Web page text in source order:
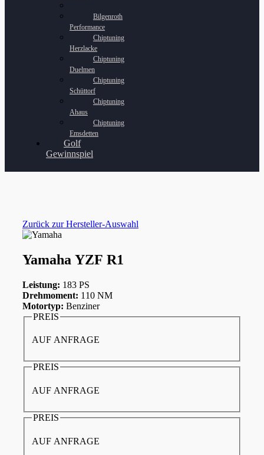
Bilgenroth
Performance
Chiptuning
Herzlacke
Chiptuning
Duelmen
Chiptuning
Schüttorf
Chiptuning
Ahaus
Chiptuning
Emsdetten
Golf
Gewinnspiel
Zurück zur Hersteller-Auswahl
Yamaha YZF R1
Leistung: 183 PS
Drehmoment: 110 NM
Motortyp: Benziner
PREIS
AUF ANFRAGE
PREIS
AUF ANFRAGE
PREIS
AUF ANFRAGE